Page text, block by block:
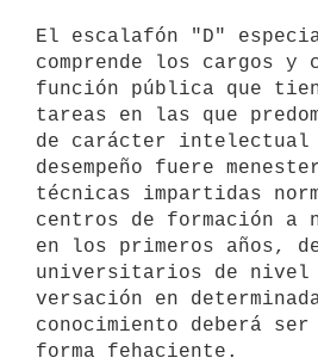
El escalafón "D"
comprende los cargos y
función pública que
tareas en las que
de carácter intelectual
desempeño fuere
técnicas impartidas
centros de formación a
en los primeros años,
universitarios de nivel
versación en
conocimiento deberá
forma fehaciente.